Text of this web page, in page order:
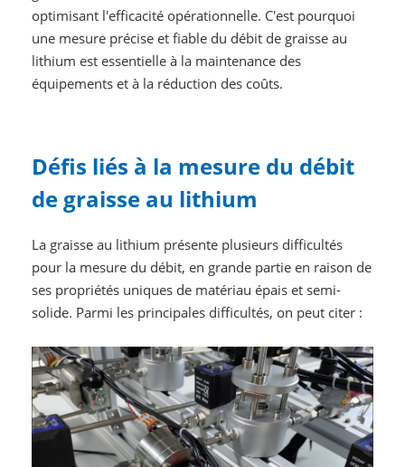
optimisant l'efficacité opérationnelle. C'est pourquoi
une mesure précise et fiable du débit de graisse au
lithium est essentielle à la maintenance des
équipements et à la réduction des coûts.
Défis liés à la mesure du débit
de graisse au lithium
La graisse au lithium présente plusieurs difficultés
pour la mesure du débit, en grande partie en raison de
ses propriétés uniques de matériau épais et semi-
solide. Parmi les principales difficultés, on peut citer :